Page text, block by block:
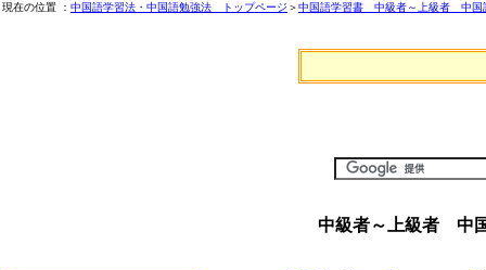
現在の位置 ： 中国語学習法・中国語勉強法 トップページ ＞中国語学習書 中級者～上級者 中国
中級者～上級者 中